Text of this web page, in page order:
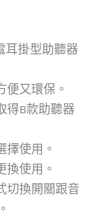
耳掛型助聽器
便又環保。
得B款助聽器
擇使用。
換使用。
切換開關跟音